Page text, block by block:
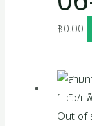
฿0.00
Out of